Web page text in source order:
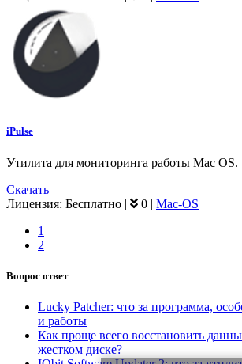
iPulse
Утилита для мониторинга работы Mac OS.
Скачать
Лицензия: Бесплатно | 0 | Mac-OS
1
2
Вопрос ответ
Lucky Patcher: что за программа,
и работы
Как проще всего восстановить
жестком диске?